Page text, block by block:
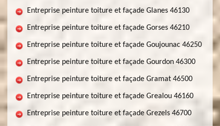
Entreprise peinture toiture et façade Glanes 46130
Entreprise peinture toiture et façade Gorses 46210
Entreprise peinture toiture et façade Goujounac 46250
Entreprise peinture toiture et façade Gourdon 46300
Entreprise peinture toiture et façade Gramat 46500
Entreprise peinture toiture et façade Grealou 46160
Entreprise peinture toiture et façade Grezels 46700